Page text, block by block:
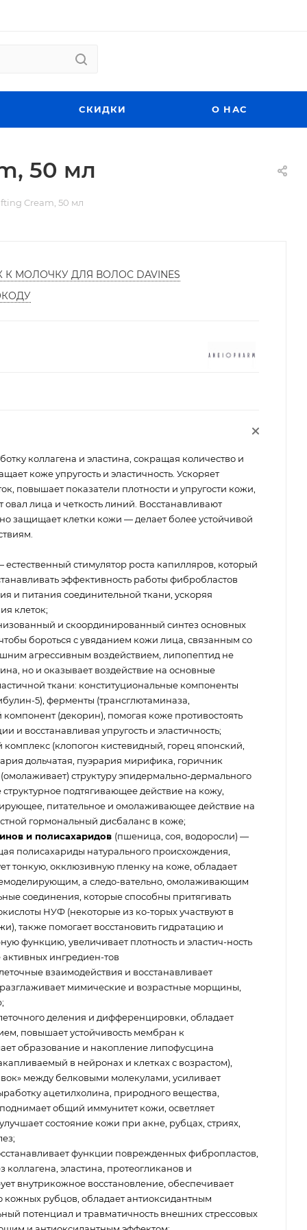
СКИДКИ О НАС
50 мл
Cream, 50 мл
МОЛОЧКУ ДЛЯ ВОЛОС DAVINES
коллагена и эластина, сокращая количество и
коже упругость и эластичность. Ускоряет
повышает показатели плотности и упругости кожи,
овал лица и четкость линий. Восстанавливают
защищает клетки кожи — делает более устойчивой
естественный стимулятор роста капилляров, который
эффективность работы фибробластов
и питания соединительной ткани, ускоряя
клеток;
и скоординированный синтез основных
бороться с увяданием кожи лица, связанным со
агрессивным воздействием, липопептид не
но и оказывает воздействие на основные
ткани: конституциональные компоненты
5), ферменты (трансглютаминаза,
(декорин), помогая коже противостоять
и восстанавливая упругость и эластичность;
(клопогон кистевидный, горец японский,
дольчатая, пуэрария мирифика, горичник
структуру эпидермально-дермального
структурное подтягивающее действие на кожу,
питательное и омолаживающее действие на
гормональный дисбаланс в коже;
и полисахаридов (пшеница, соя, водоросли) —
полисахариды натурального происхождения,
тонкую, окклюзивную пленку на коже, обладает
а следо-вательно, омолаживающим
соединения, которые способны притягивать
НУФ (некоторые из ко-торых участвуют в
также помогает восстановить гидратацию и
функцию, увеличивает плотность и эластич-ность
ингредиен-тов
взаимодействия и восстанавливает
мимические и возрастные морщины,
деления и дифференцировки, обладает
повышает устойчивость мембран к
образование и накопление липофусцина
в нейронах и клетках с возрастом),
между белковыми молекулами, усиливает
ацетилхолина, природного вещества,
общий иммунитет кожи, осветляет
состояние кожи при акне, рубцах, стриях,
функции поврежденных фибропластов,
коллагена, эластина, протеогликанов и
внутрикожное восстановление, обеспечивает
рубцов, обладает антиоксидантным
потенциал и травматичность внешних стрессовых